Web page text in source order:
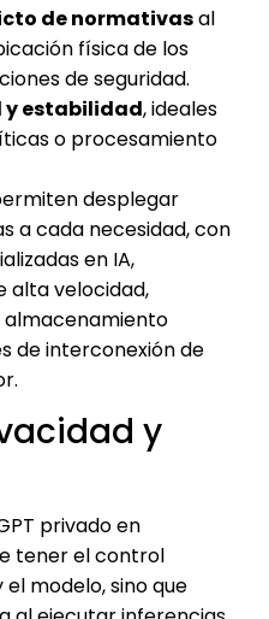
de normativasal
física de los
de seguridad.
estabilidad, ideales
o procesamiento
desplegar
a cada necesidad, con
en IA,
alta velocidad,
de interconexión de
y
privado en
tener el control
modelo, sino que